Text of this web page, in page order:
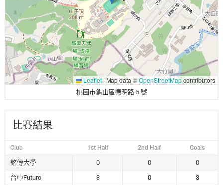
Leaflet | Map data ©OpenStreetMapcontributors
桃園市龜山區德明路 5 號
比賽結果
Club 1st Half 2nd Half Goals
銘傳大學 0 0
0
台中Futuro
3 0 3